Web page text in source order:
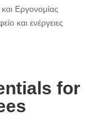
Εργονομίας
και ενέργειες
for